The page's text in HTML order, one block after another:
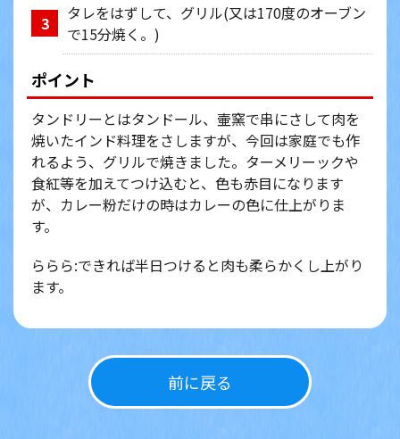
3
タレをはずして、グリル(又は170度のオーブン
で15分焼く。)
ポイント
タンドリーとはタンドール、壷窯で串にさして肉を
焼いたインド料理をさしますが、今回は家庭でも作
れるよう、グリルで焼きました。ターメリーックや
食紅等を加えてつけ込むと、色も赤目になります
が、カレー粉だけの時はカレーの色に仕上がりま
す。
ららら:できれば半日つけると肉も柔らかくし上がり
ます。
前に戻る